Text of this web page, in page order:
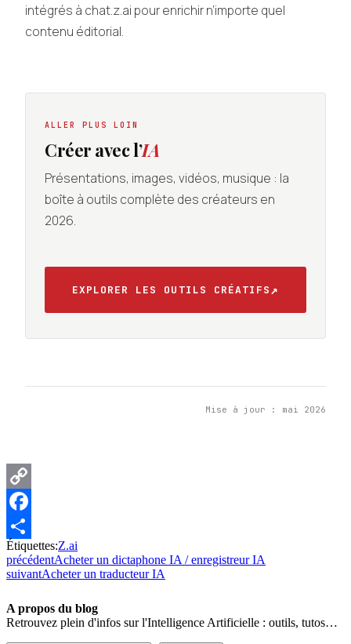
intégrés à chat.z.ai pour enrichir n’importe quel
contenu éditorial.
ALLER PLUS LOIN
Créer avec l’IA
Présentations, images, vidéos, musique : la
boîte à outils complète des créateurs en
2026.
EXPLORER LES OUTILS CRÉATIFS↗
Mise à jour : mai 2026
Copy
Link
Facebook
Partager
Étiquettes:Z.ai
précédentAcheter un dictaphone IA / enregistreur IA
suivantAcheter un traducteur IA
A propos du blog
Retrouvez plein d'infos sur l'Intelligence Artificielle : outils, tutos…